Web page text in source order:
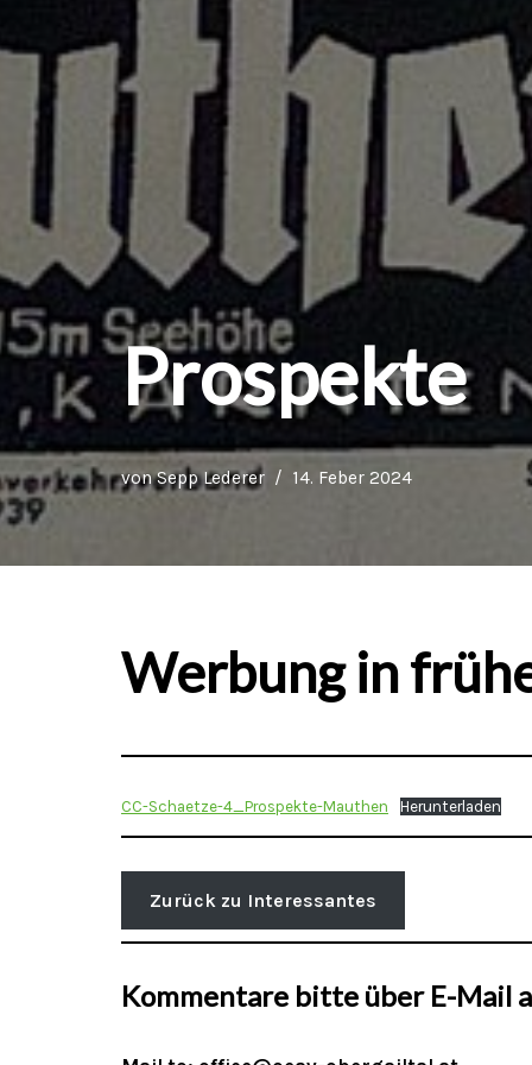
Prospekte
vonSepp Lederer 14. Feber 2024
Werbung in
CC-Schaetze-4_Prospekte-Mauthen Herunterladen
Zurück zu Interessantes
Kommentare bitte über E-Mail